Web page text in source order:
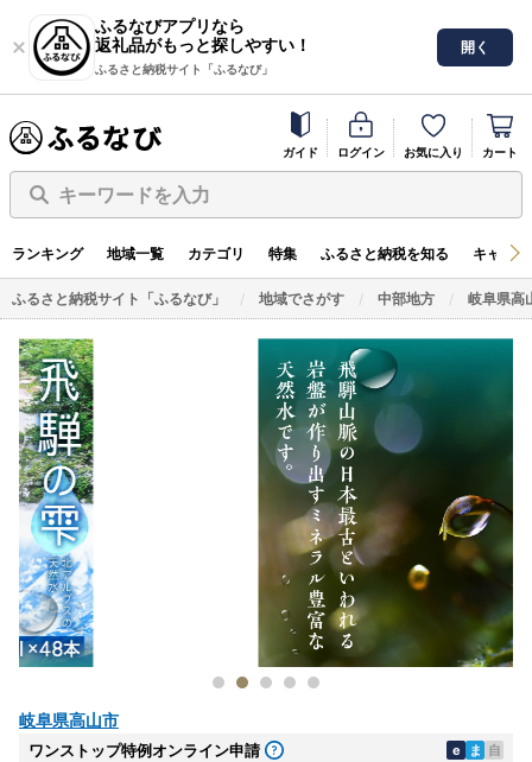
ふるなびアプリなら
返礼品がもっと探しやすい！
ふるさと納税サイト「ふるなび」
開く
ガイド ログイン お気に入り カート
キーワードを入力
ランキング 地域一覧 カテゴリ 特集 ふるさと納税を知る キャン
ふるさと納税サイト「ふるなび」 地域でさがす 中部地方 岐阜県高
岐阜県高山市
ワンストップ特例オンライン申請 e ま 自